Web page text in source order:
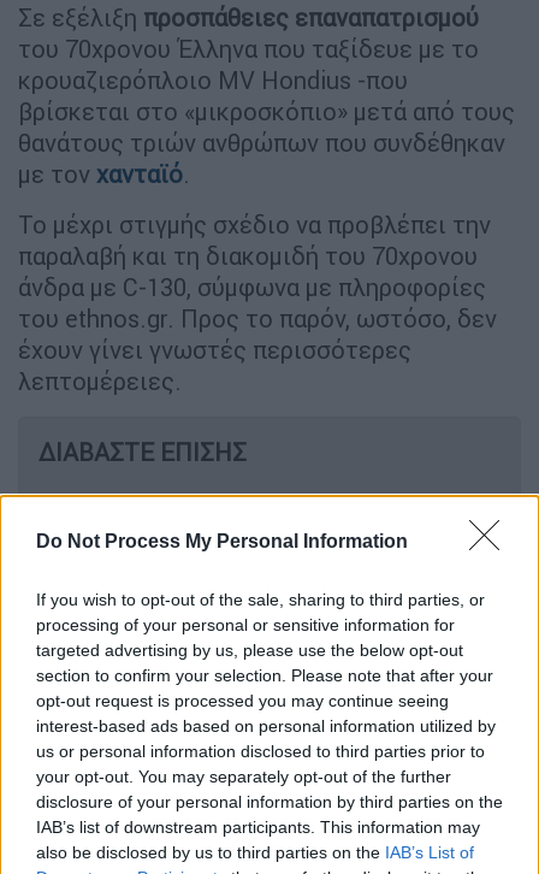
Do Not Process My Personal Information
If you wish to opt-out of the sale, sharing to third parties, or
processing of your personal or sensitive information for
targeted advertising by us, please use the below opt-out
section to confirm your selection. Please note that after your
opt-out request is processed you may continue seeing
interest-based ads based on personal information utilized by
us or personal information disclosed to third parties prior to
your opt-out. You may separately opt-out of the further
disclosure of your personal information by third parties on the
IAB’s list of downstream participants. This information may
also be disclosed by us to third parties on the IAB’s List of
Σε εξέλιξη προσπάθειες επαναπατρισμού
του 70χρονου Έλληνα που ταξίδευε με το
κρουαζιερόπλοιο MV Hondius -που
βρίσκεται στο «μικροσκόπιο» μετά από τους
θανάτους τριών ανθρώπων που συνδέθηκαν
με τον χανταϊό.
Το μέχρι στιγμής σχέδιο να προβλέπει την
παραλαβή και τη διακομιδή του 70χρονου
άνδρα με C-130, σύμφωνα με πληροφορίες
του ethnos.gr. Προς το παρόν, ωστόσο, δεν
έχουν γίνει γνωστές περισσότερες
λεπτομέρειες.
ΔΙΑΒΑΣΤΕ ΕΠΙΣΗΣ
Υγεία|10.05.2026 06:20
Πώς η κλιματική αλλαγή οδήγησε σε
χανταϊού - Οι «κόκκινες περιοχές»
Προς το παρόν ο 70χρονος άνδρας δεν έχει
εμφανίσει κάποιο ύποπτο σύμπτωμα.
Live εικόνα από το κρουαζιερόπλοιο